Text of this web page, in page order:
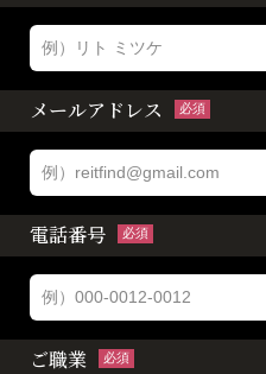
メールアドレス 必須
電話番号 必須
ご職業 必須